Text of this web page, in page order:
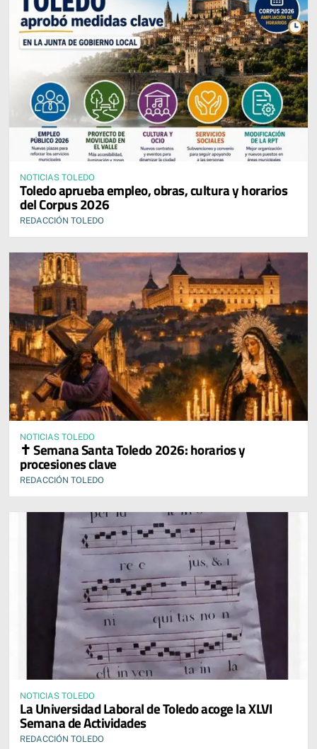
NOTICIAS TOLEDO
Toledo aprueba empleo, obras, cultura y horarios
del Corpus 2026
REDACCIÓN TOLEDO
NOTICIAS TOLEDO
✝️ Semana Santa Toledo 2026: horarios y
procesiones clave
REDACCIÓN TOLEDO
NOTICIAS TOLEDO
La Universidad Laboral de Toledo acoge la XLVI
Semana de Actividades
REDACCIÓN TOLEDO